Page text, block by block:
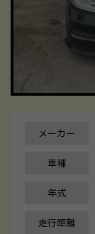
メーカー
車種
年式
走行距離